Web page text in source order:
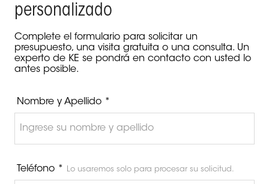
personalizado
Complete el formulario para solicitar un
presupuesto, una visita gratuita o una consulta. Un
experto de KE se pondrá en contacto con usted lo
antes posible.
Nombre y Apellido *
Teléfono * Lo usaremos solo para procesar su solicitud.